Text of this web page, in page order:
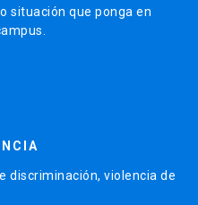
situación que ponga en
discriminación, violencia de